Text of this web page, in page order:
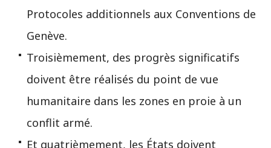
Protocoles additionnels aux Conventions de
Genève.
Troisièmement, des progrès significatifs
doivent être réalisés du point de vue
humanitaire dans les zones en proie à un
conflit armé.
Et quatrièmement, les États doivent